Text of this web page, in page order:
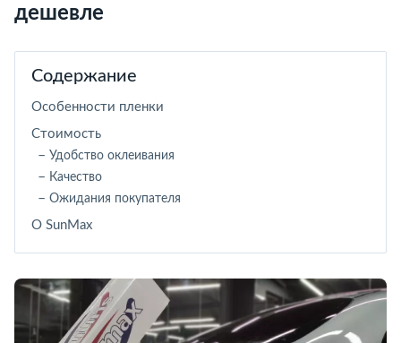
дешевле
Содержание
Особенности пленки
Стоимость
Удобство оклеивания
Качество
Ожидания покупателя
О SunMax